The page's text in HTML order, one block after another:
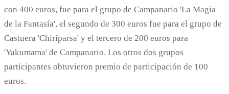
con 400 euros, fue para el grupo de Campanario 'La Magia
de la Fantasía', el segundo de 300 euros fue para el grupo de
Castuera 'Chiriparsa' y el tercero de 200 euros para
'Yakumama' de Campanario. Los otros dos grupos
participantes obtuvieron premio de participación de 100
euros.